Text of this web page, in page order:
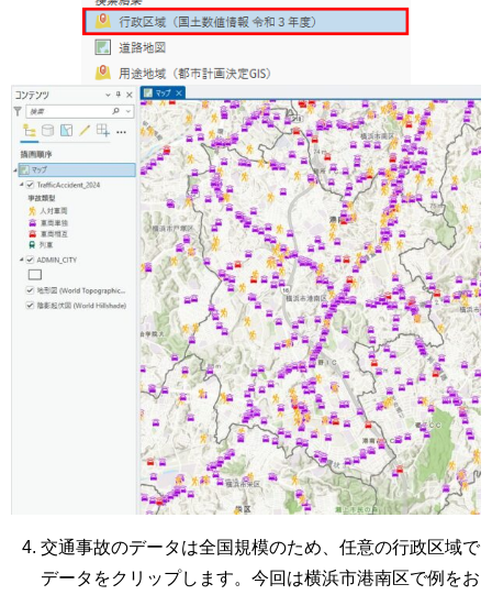
交通事故のデータは全国規模のため、任意の行政区域で
データをクリップします。今回は横浜市港南区で例をお